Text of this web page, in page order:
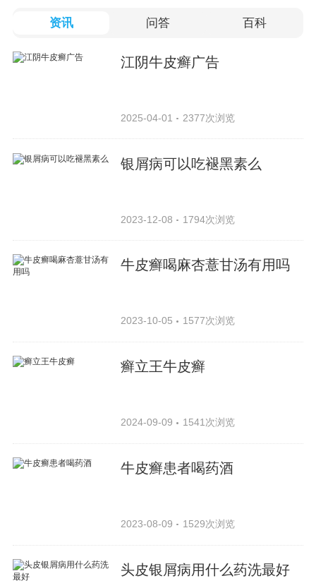
资讯 问答 百科
江阴牛皮癣广告
2025-04-01 2377次浏览
银屑病可以吃褪黑素么
2023-12-08 1794次浏览
牛皮癣喝麻杏薏甘汤有用吗
2023-10-05 1577次浏览
癣立王牛皮癣
2024-09-09 1541次浏览
牛皮癣患者喝药酒
2023-08-09 1529次浏览
头皮银屑病用什么药洗最好